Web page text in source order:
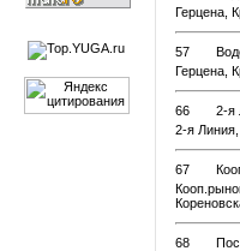
Герцена,
57
Герцена,
66
2-я
2-я
67
68